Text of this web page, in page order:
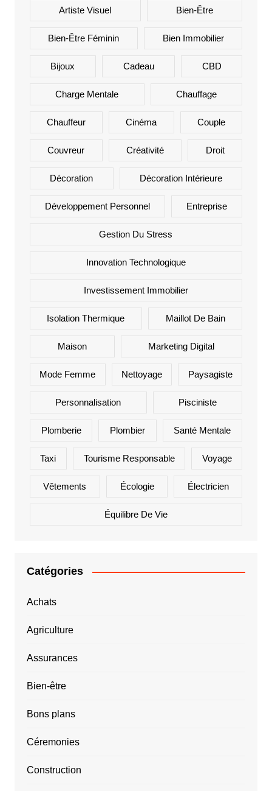
Artiste Visuel Bien-Être
Bien-Être Féminin Bien Immobilier
Bijoux Cadeau CBD
Charge Mentale Chauffage
Chauffeur Cinéma Couple
Couvreur Créativité Droit
Décoration Décoration Intérieure
Développement Personnel Entreprise
Gestion Du Stress
Innovation Technologique
Investissement Immobilier
Isolation Thermique Maillot De Bain
Maison Marketing Digital
Mode Femme Nettoyage Paysagiste
Personnalisation Pisciniste
Plomberie Plombier Santé Mentale
Taxi Tourisme Responsable Voyage
Vêtements Écologie Électricien
Équilibre De Vie
Catégories
Achats
Agriculture
Assurances
Bien-être
Bons plans
Céremonies
Construction